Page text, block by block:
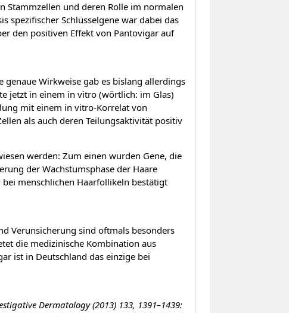
Stammzellen und deren Rolle im normalen
spezifischer Schlüsselgene war dabei das
den positiven Effekt von Pantovigar auf
Wirkweise gab es bislang allerdings
jetzt in einem in vitro (wörtlich: im Glas)
mit einem in vitro-Korrelat von
als auch deren Teilungsaktivität positiv
werden: Zum einen wurden Gene, die
der Wachstumsphase der Haare
menschlichen Haarfollikeln bestätigt
Verunsicherung sind oftmals besonders
die medizinische Kombination aus
ist in Deutschland das einzige bei
Dermatology (2013) 133, 1391–1439: